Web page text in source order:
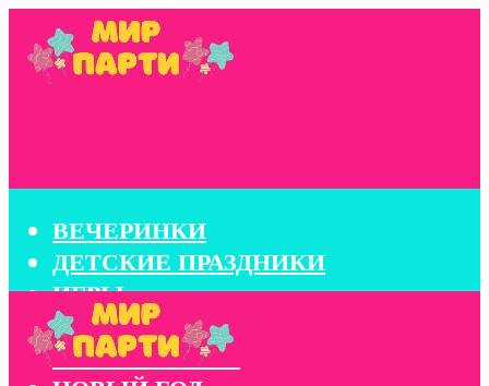
ВЕЧЕРИНКИ
ДЕТСКИЕ ПРАЗДНИКИ
ИГРЫ
КОНКУРСЫ
КОРПОРАТИВЫ